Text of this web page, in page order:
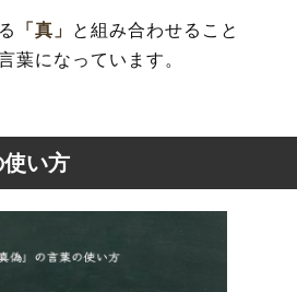
「真」
と組み合わせること
葉になっています。
使い方